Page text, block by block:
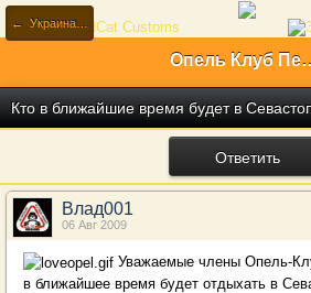
← Украина (UA)
Опель Клуб
Кто в ближайшие время будет в
Ответить
Влад001
06 Авг 2009
Уважаемые члены Опель-
в ближайшее время будет отдыхать в